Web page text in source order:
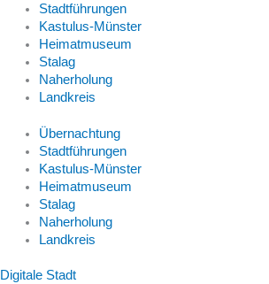
Stadtführungen
Kastulus-Münster
Heimatmuseum
Stalag
Naherholung
Landkreis
Übernachtung
Stadtführungen
Kastulus-Münster
Heimatmuseum
Stalag
Naherholung
Landkreis
Digitale Stadt